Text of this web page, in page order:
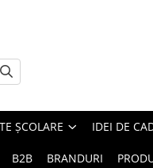
ȘCOLARE IDEI DE
B2B BRANDURI